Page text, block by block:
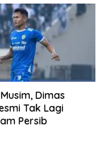
Dimas
Tak Lagi
Persib